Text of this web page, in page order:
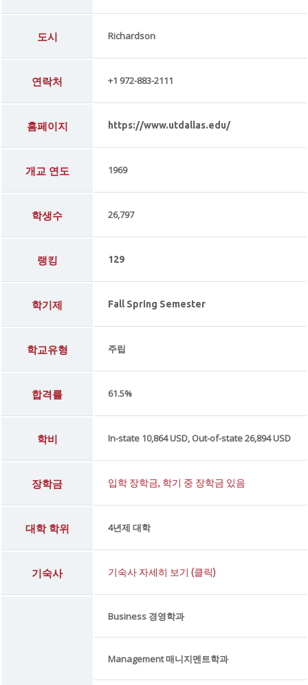
도시 Richardson
연락처 +1 972-883-2111
홈페이지 https://www.utdallas.edu/
개교 연도 1969
학생수 26,797
랭킹 129
학기제 Fall Spring Semester
학교유형 주립
합격률 61.5%
학비 In-state 10,864 USD, Out-of-state 26,894 USD
장학금 입학 장학금, 학기 중 장학금 있음
대학 학위 4년제 대학
기숙사 기숙사 자세히 보기 (클릭)
Business 경영학과
Management 매니지멘트학과